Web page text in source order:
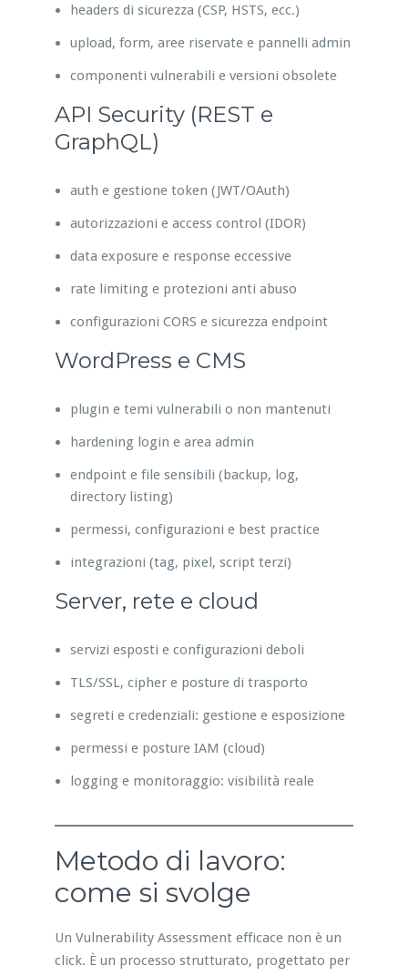
headers di sicurezza (CSP, HSTS, ecc.)
upload, form, aree riservate e pannelli admin
componenti vulnerabili e versioni obsolete
API Security (REST e
GraphQL)
auth e gestione token (JWT/OAuth)
autorizzazioni e access control (IDOR)
data exposure e response eccessive
rate limiting e protezioni anti abuso
configurazioni CORS e sicurezza endpoint
WordPress e CMS
plugin e temi vulnerabili o non mantenuti
hardening login e area admin
endpoint e file sensibili (backup, log,
directory listing)
permessi, configurazioni e best practice
integrazioni (tag, pixel, script terzi)
Server, rete e cloud
servizi esposti e configurazioni deboli
TLS/SSL, cipher e posture di trasporto
segreti e credenziali: gestione e esposizione
permessi e posture IAM (cloud)
logging e monitoraggio: visibilità reale
Metodo di lavoro:
come si svolge
Un Vulnerability Assessment efficace non è un
click. È un processo strutturato, progettato per